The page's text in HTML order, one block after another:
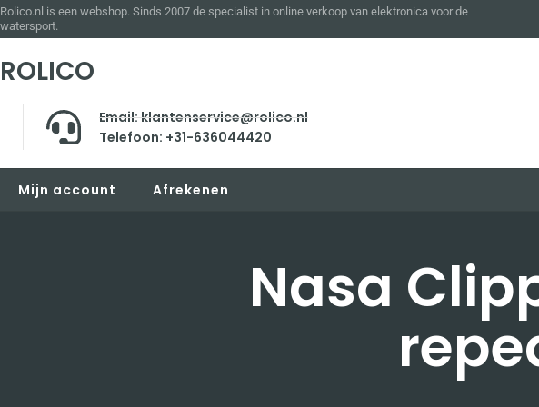
Rolico.nl is een webshop. Sinds 2007 de specialist in online verkoop van elektronica voor de
watersport.
ROLICO
Email: klantenservice@rolico.nl
Telefoon: +31-636044420
Mijn account Afrekenen
Nasa